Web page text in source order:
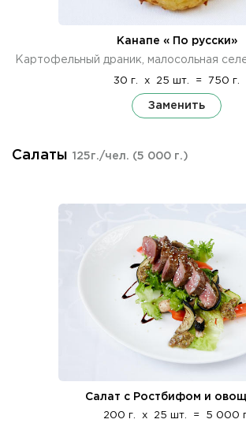
Канапе « По русски»
Картофельный драник, малосольная
30 г. x 25 шт. = 750 г.
Заменить
Салаты 125г./чел. (5 000 г.)
Салат с Ростбифом и
200 г. x 25 шт. = 5 000